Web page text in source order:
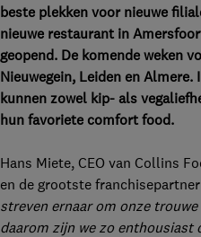
beste plekken voor nieuwe
nieuwe restaurant in
geopend. De komende weken
Nieuwegein, Leiden en
kunnen zowel kip- als
hun favoriete comfort food.
Hans Miete, CEO van Collins
en de grootste
streven ernaar om onze
daarom zijn we zo enthousiast